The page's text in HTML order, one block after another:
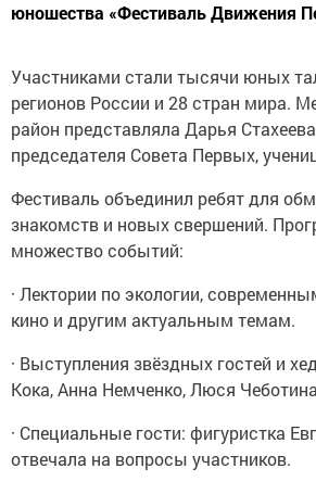
юношества «Фестиваль Движения
Участниками стали тысячи юных
регионов России и 28 стран мира.
район представляла Дарья
председателя Совета Первых,
Фестиваль объединил ребят для
знакомств и новых свершений.
множество событий:
· Лектории по экологии,
кино и другим актуальным темам.
· Выступления звёздных гостей и
Кока, Анна Немченко, Люся
· Специальные гости: фигуристка
отвечала на вопросы участников.